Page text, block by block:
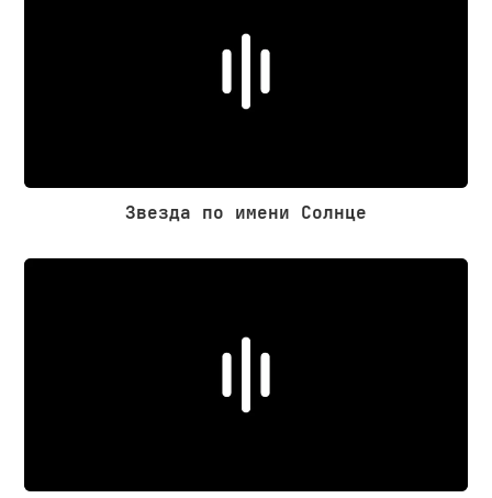
Звезда по имени Солнце